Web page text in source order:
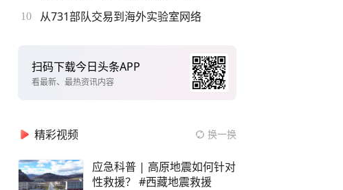
10 从731部队交易到海外实验室网络
扫码下载今日头条APP
看最新、最热资讯内容
精彩视频 换一换
应急科普 | 高原地震如何针对
性救援？ #西藏地震救援